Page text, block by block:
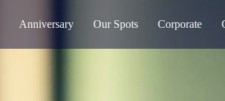
Anniversary Our Spots Corporate